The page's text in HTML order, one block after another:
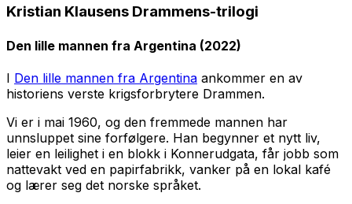
Kristian Klausens Drammens-trilogi
Den lille mannen fra Argentina (2022)
I Den lille mannen fra Argentina ankommer en av
historiens verste krigsforbrytere Drammen.
Vi er i mai 1960, og den fremmede mannen har
unnsluppet sine forfølgere. Han begynner et nytt liv,
leier en leilighet i en blokk i Konnerudgata, får jobb som
nattevakt ved en papirfabrikk, vanker på en lokal kafé
og lærer seg det norske språket.